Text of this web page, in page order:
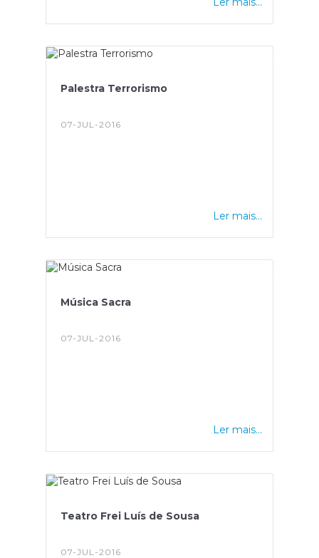
Palestra Terrorismo
07-JUL-2016
Ler mais...
Música Sacra
07-JUL-2016
Ler mais...
Teatro Frei Luís de Sousa
07-JUL-2016